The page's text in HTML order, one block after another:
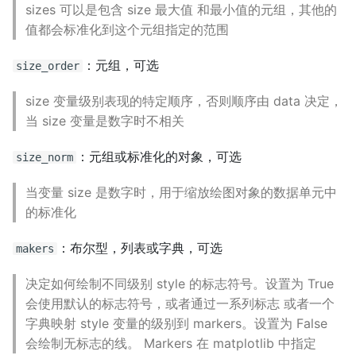
sizes 可以是包含 size 最大值 和最小值的元组，其他的
值都会标准化到这个元组指定的范围
size_order ：元组，可选
size 变量级别表现的特定顺序，否则顺序由 data 决定，
当 size 变量是数字时不相关
size_norm ：元组或标准化的对象，可选
当变量 size 是数字时，用于缩放绘图对象的数据单元中
的标准化
makers ：布尔型，列表或字典，可选
决定如何绘制不同级别 style 的标志符号。设置为 True
会使用默认的标志符号，或者通过一系列标志 或者一个
字典映射 style 变量的级别到 markers。设置为 False
会绘制无标志的线。 Markers 在 matplotlib 中指定